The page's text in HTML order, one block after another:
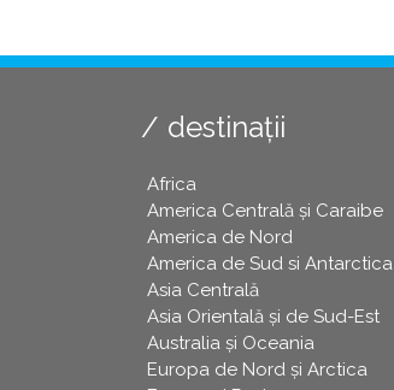
destinații
Africa
America Centrală și Caraibe
America de Nord
America de Sud si Antarctica
Asia Centrală
Asia Orientală și de Sud-Est
Australia și Oceania
Europa de Nord și Arctica